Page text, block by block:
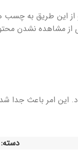
از این طریق به
از مشاهده نشدن
این امر باعث
دسته: